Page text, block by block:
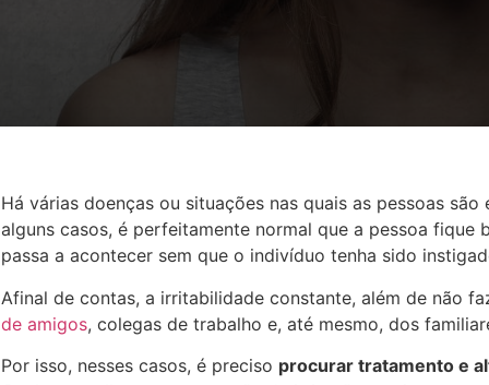
Há várias doenças ou situações nas quais as pessoas
alguns casos, é perfeitamente normal que a pessoa
passa a acontecer sem que o indivíduo tenha sido
Afinal de contas, a irritabilidade constante, além de não
de amigos, colegas de trabalho e, até mesmo, dos
Por isso, nesses casos, é preciso procurar tratamento e